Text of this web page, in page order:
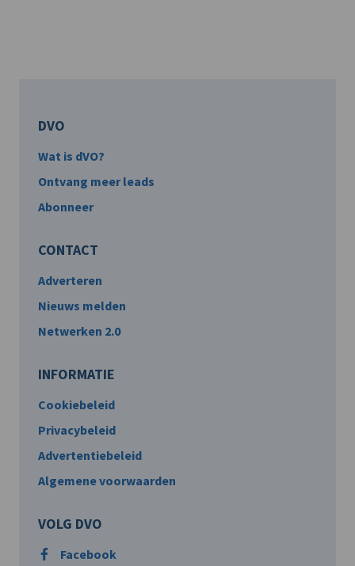
DVO
Wat is dVO?
Ontvang meer leads
Abonneer
CONTACT
Adverteren
Nieuws melden
Netwerken 2.0
INFORMATIE
Cookiebeleid
Privacybeleid
Advertentiebeleid
Algemene voorwaarden
VOLG DVO
Facebook